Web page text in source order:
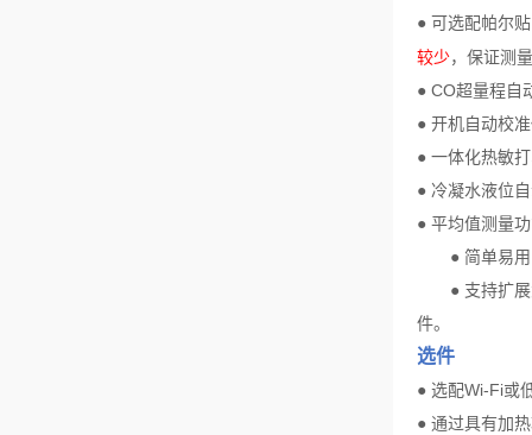
● 可选配帕尔
较少，保证测
● CO超量程自
● 开机自动校
● 一体化热敏
● 冷凝水液位
● 平均值测量
● 简单易
● 支持扩
件。
选件
● 选配Wi-Fi或
● 通过具有加